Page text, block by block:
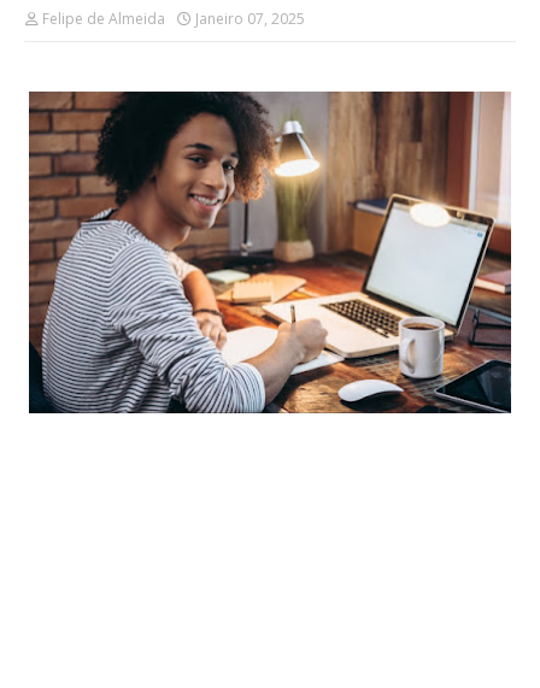
Felipe de Almeida Janeiro 07, 2025